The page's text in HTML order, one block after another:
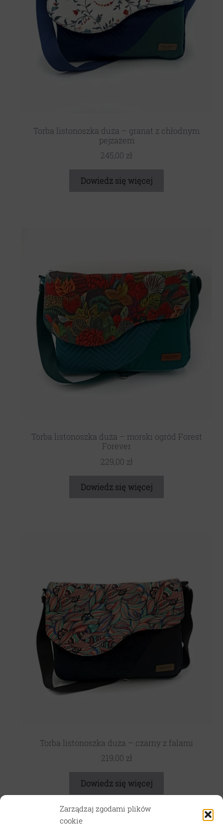
Zarządzaj zgodami plików
cookie
Torba listonoszka duża – granat z chłodnym
pejzażem
245,00 zł
Dowiedz się więcej
Torba listonoszka duża – morski ogród Forest
Forever
229,00 zł
Dowiedz się więcej
Torba listonoszka duża – czarny z falami
219,00 zł
Dowiedz się więcej